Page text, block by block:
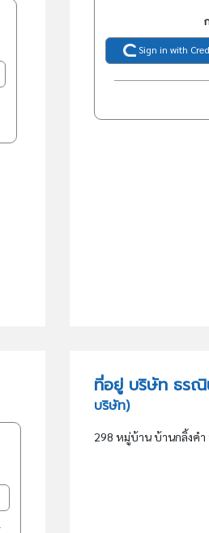
Sign in with
ที่อยู่ บริษัท ธร
บริษัท)
298 หมู่บ้าน บ้านกลิ้งคำ